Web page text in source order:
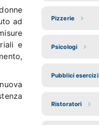
ad
e
Pizzerie
Psicologi
Pubblici esercizi
Ristoratori